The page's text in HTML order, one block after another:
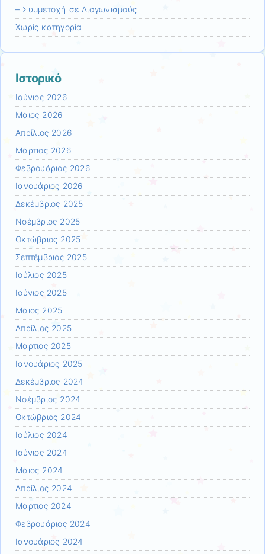
– Συμμετοχή σε Διαγωνισμούς
Χωρίς κατηγορία
Ιστορικό
Ιούνιος 2026
Μάιος 2026
Απρίλιος 2026
Μάρτιος 2026
Φεβρουάριος 2026
Ιανουάριος 2026
Δεκέμβριος 2025
Νοέμβριος 2025
Οκτώβριος 2025
Σεπτέμβριος 2025
Ιούλιος 2025
Ιούνιος 2025
Μάιος 2025
Απρίλιος 2025
Μάρτιος 2025
Ιανουάριος 2025
Δεκέμβριος 2024
Νοέμβριος 2024
Οκτώβριος 2024
Ιούλιος 2024
Ιούνιος 2024
Μάιος 2024
Απρίλιος 2024
Μάρτιος 2024
Φεβρουάριος 2024
Ιανουάριος 2024